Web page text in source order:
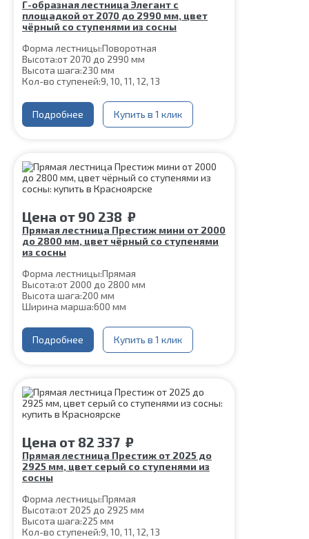
Г-образная лестница Элегант с
площадкой от 2070 до 2990 мм, цвет
чёрный со ступенями из сосны
Форма лестницы:Поворотная
Высота:от 2070 до 2990 мм
Высота шага:230 мм
Кол-во ступеней:9, 10, 11, 12, 13
Глубина ступени:
300 мм
Ширина марша:
900 мм
Материал каркаса:Сталь
Конструкция:На двойном косоуре
Срок гарантии (на металлокаркас):25 лет
Подробнее Купить в 1 клик
Цена от 90 238 ₽
Прямая лестница Престиж мини от 2000
до 2800 мм, цвет чёрный со ступенями
из сосны
Форма лестницы:Прямая
Высота:от 2000 до 2800 мм
Высота шага:200 мм
Ширина марша:600 мм
Толщина ступени:40 мм
Угол наклона:
Глубина ступени:
300 мм
Срок гарантии (на металлокаркас):25 лет
Подробнее Купить в 1 клик
Цена от 82 337 ₽
Прямая лестница Престиж от 2025 до
2925 мм, цвет серый со ступенями из
сосны
Форма лестницы:Прямая
Высота:от 2025 до 2925 мм
Высота шага:225 мм
Кол-во ступеней:9, 10, 11, 12, 13